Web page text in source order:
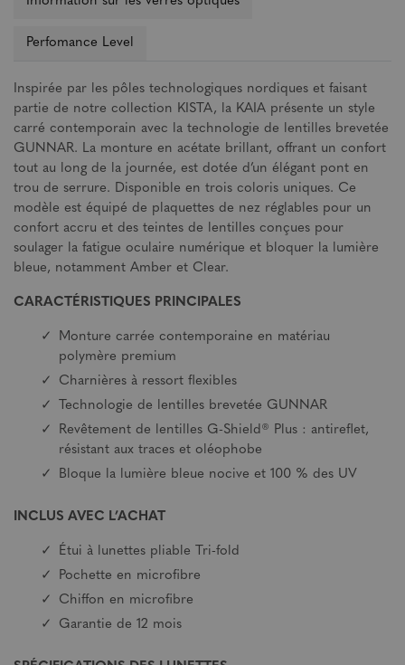
Perfomance Level
Inspirée par les pôles technologiques nordiques et faisant
partie de notre collection KISTA, la KAIA présente un style
carré contemporain avec la technologie de lentilles brevetée
GUNNAR. La monture en acétate brillant, offrant un confort
tout au long de la journée, est dotée d’un élégant pont en
trou de serrure. Disponible en trois coloris uniques. Ce
modèle est équipé de plaquettes de nez réglables pour un
confort accru et des teintes de lentilles conçues pour
soulager la fatigue oculaire numérique et bloquer la lumière
bleue, notamment Amber et Clear.
CARACTÉRISTIQUES PRINCIPALES
Monture carrée contemporaine en matériau
polymère premium
Charnières à ressort flexibles
Technologie de lentilles brevetée GUNNAR
Revêtement de lentilles G-Shield® Plus : antireflet,
résistant aux traces et oléophobe
Bloque la lumière bleue nocive et 100 % des UV
INCLUS AVEC L’ACHAT
Étui à lunettes pliable Tri-fold
Pochette en microfibre
Chiffon en microfibre
Garantie de 12 mois